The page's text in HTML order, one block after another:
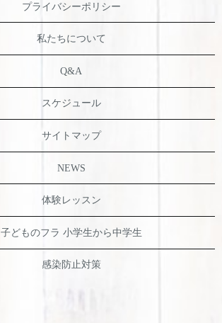
プライバシーポリシー
私たちについて
Q&A
スケジュール
サイトマップ
NEWS
体験レッスン
子どものフラ 小学生から中学生
感染防止対策